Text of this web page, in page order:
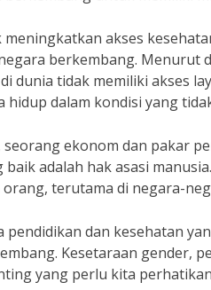
akses
berkembang. Menurut
dunia tidak memiliki akses
dalam kondisi yang
seorang ekonom dan pakar
baik adalah hak asasi
terutama di negara-
pendidikan dan kesehatan
Kesetaraan gender,
yang perlu kita